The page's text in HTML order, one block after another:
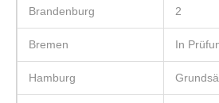
Brandenburg 2
Bremen In
Hamburg